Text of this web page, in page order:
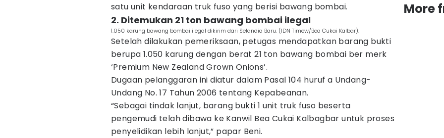
satu unit kendaraan truk fuso yang berisi bawang bombai.
2. Ditemukan 21 ton bawang bombai ilegal
1.050 karung bawang bombai ilegal dikirim dari Selandia Baru. (IDN Timew/Bea Cukai Kalbar).
Setelah dilakukan pemeriksaan, petugas mendapatkan barang bukti
berupa 1.050 karung dengan berat 21 ton bawang bombai ber merk
‘Premium New Zealand Grown Onions’.
Dugaan pelanggaran ini diatur dalam Pasal 104 huruf a Undang-
Undang No. 17 Tahun 2006 tentang Kepabeanan.
“Sebagai tindak lanjut, barang bukti 1 unit truk fuso beserta
pengemudi telah dibawa ke Kanwil Bea Cukai Kalbagbar untuk proses
penyelidikan lebih lanjut,” papar Beni.
More